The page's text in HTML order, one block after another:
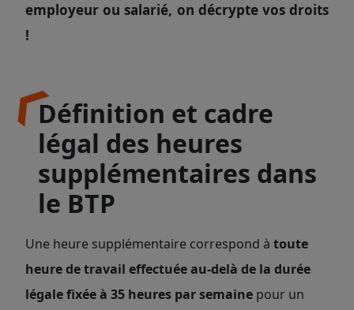
employeur ou salarié, on décrypte vos droits
!
Définition et cadre
légal des heures
supplémentaires dans
le BTP
Une heure supplémentaire correspond à toute
heure de travail effectuée au-delà de la durée
légale fixéeà 35 heures par semaine pour un